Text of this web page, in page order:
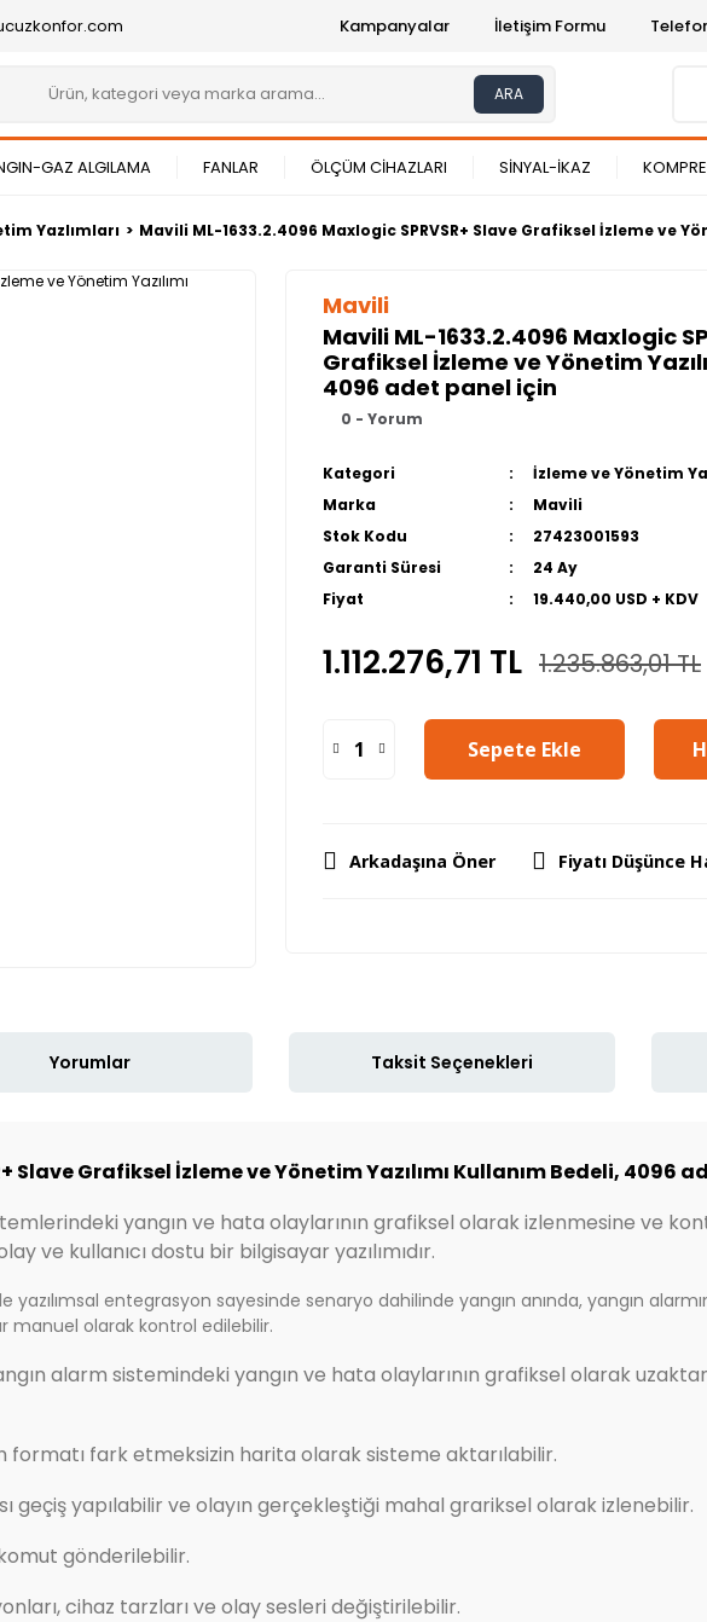
Kampanyalar İletişim Formu
ARA
GAZ ALGILAMA FANLAR ÖLÇÜM CİHAZLARI SİNYAL-İKAZ
Yazlımları Mavili ML-1633.2.4096 Maxlogic SPRVSR+ Slave Grafiksel İzleme ve
Mavili
Mavili ML-1633.2.4096 Maxlogic
Grafiksel İzleme ve Yönetim
4096 adet panel için
0 - Yorum
Kategori
İzleme ve Yönetim
Marka
Mavili
Stok Kodu
27423001593
Garanti Süresi
24 Ay
Fiyat
19.440,00 USD + KDV
1.112.276,71 TL 1.235.863,01 TL
Sepete Ekle
Arkadaşına Öner Fiyatı Düşünce
Yorumlar Taksit Seçenekleri
Slave Grafiksel İzleme ve Yönetim Yazılımı Kullanım Bedeli, 4096
yangın ve hata olaylarının grafiksel olarak izlenmesine ve
ve kullanıcı dostu bir bilgisayar yazılımıdır.
yazılımsal entegrasyon sayesinde senaryo dahilinde yangın anında, yangın
manuel olarak kontrol edilebilir.
alarm sistemindeki yangın ve hata olaylarının grafiksel olarak
formatı fark etmeksizin harita olarak sisteme aktarılabilir.
geçiş yapılabilir ve olayın gerçekleştiği mahal grariksel olarak izlenebilir.
gönderilebilir.
cihaz tarzları ve olay sesleri değiştirilebilir.